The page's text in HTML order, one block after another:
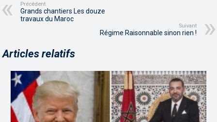
Précédent
Grands chantiers Les douze
travaux du Maroc
Suivant
Régime Raisonnable sinon rien !
Articles relatifs